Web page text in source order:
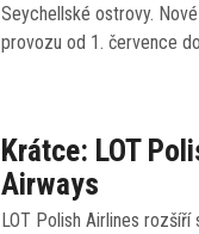
Seychellské ostrovy.
provozu od 1. července
Krátce: LOT
Airways
LOT Polish Airlines